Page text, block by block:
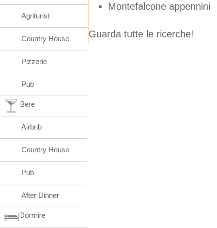
Montefalcone appennini
Guarda tutte le ricerche!
Agriturist
Country House
Pizzerie
Pub
Bere
Airbnb
Country House
Pub
After Dinner
Dormire